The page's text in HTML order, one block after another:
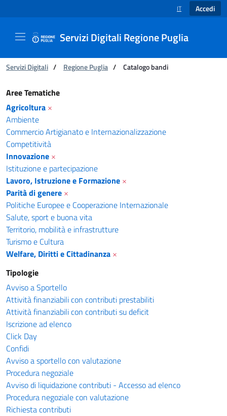
SELEZIONE
IT Accedi
Servizi Digitali Regione Puglia
Ti trovi in:
Servizi Digitali / Regione Puglia / Catalogo bandi
Catalogo bandi - Servizi Digitali Regione
Aree Tematiche
Agricoltura ×
Ambiente
Commercio Artigianato e Internazionalizzazione
Competitività
Innovazione ×
Istituzione e partecipazione
Lavoro, Istruzione e Formazione ×
Parità di genere ×
Politiche Europee e Cooperazione Internazionale
Salute, sport e buona vita
Territorio, mobilità e infrastrutture
Turismo e Cultura
Welfare, Diritti e Cittadinanza ×
Tipologie
Avviso a Sportello
Attività finanziabili con contributi prestabiliti
Attività finanziabili con contributi su deficit
Iscrizione ad elenco
Click Day
Confidi
Avviso a sportello con valutazione
Procedura negoziale
Avviso di liquidazione contributi - Accesso ad elenco
Procedura negoziale con valutazione
Richiesta contributi